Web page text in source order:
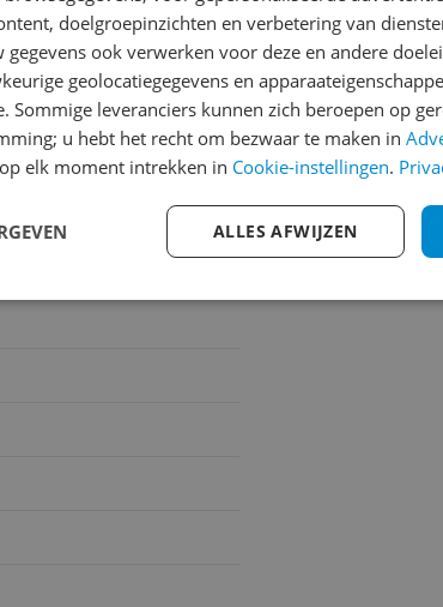
doelgroepinzichten en verbetering van
gegevens ook verwerken voor deze en andere
geolocatiegegevens en
Sommige leveranciers kunnen zich beroepen op
u hebt het recht om bezwaar te maken in
elk moment intrekken in Cookie-instellingen.
ALLES AFWIJZEN